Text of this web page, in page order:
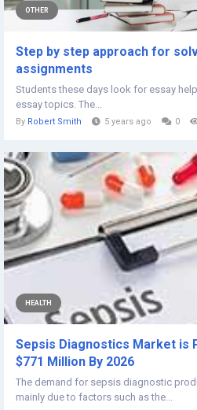
OTHER
Step by step approach for
assignments
Students these days look for essay
essay topics. The...
By Robert Smith 5 years ago 0
HEALTH
Sepsis Diagnostics Market is
$771 Million By 2026
The demand for sepsis diagnostic
mainly due to factors such as the...